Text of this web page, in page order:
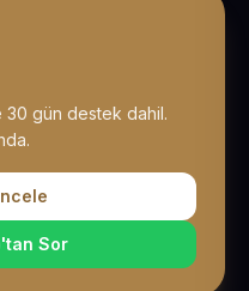
30 gün destek dahil.
Sor